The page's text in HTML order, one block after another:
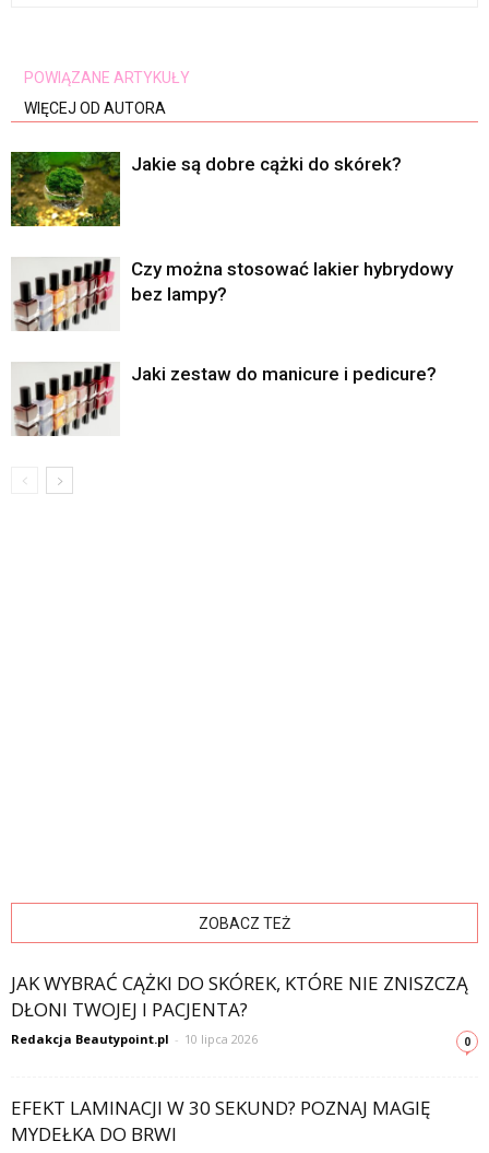
POWIĄZANE ARTYKUŁY
WIĘCEJ OD AUTORA
Jakie są dobre cążki do skórek?
Czy można stosować lakier hybrydowy
bez lampy?
Jaki zestaw do manicure i pedicure?
ZOBACZ TEŻ
JAK WYBRAĆ CĄŻKI DO SKÓREK, KTÓRE NIE ZNISZCZĄ
DŁONI TWOJEJ I PACJENTA?
Redakcja Beautypoint.pl - 10 lipca 2026 0
EFEKT LAMINACJI W 30 SEKUND? POZNAJ MAGIĘ
MYDEŁKA DO BRWI